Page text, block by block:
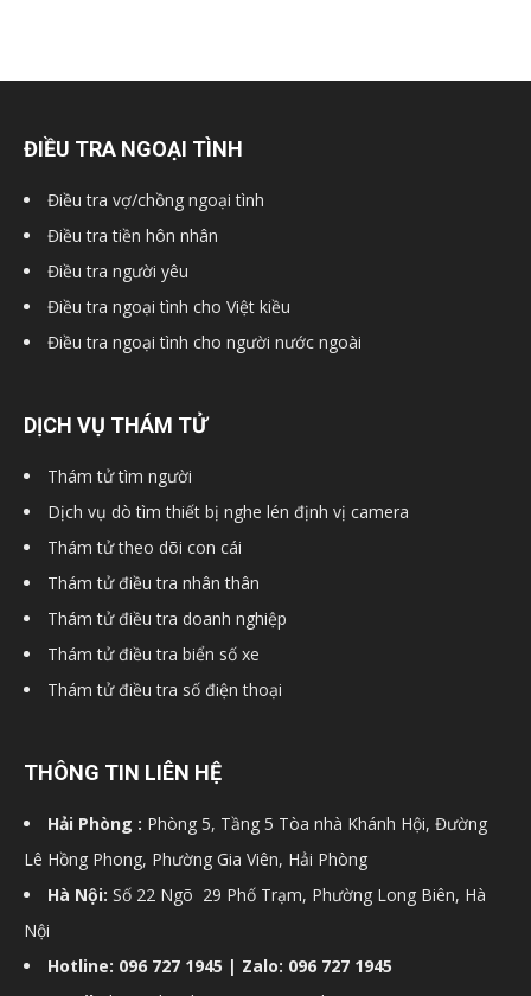
phòng
dịch
thám
ĐIỀU TRA NGOẠI TÌNH
Điều tra vợ/chồng ngoại tình
Điều tra tiền hôn nhân
Điều tra người yêu
Điều tra ngoại tình cho Việt kiều
Điều tra ngoại tình cho người nước ngoài
DỊCH VỤ THÁM TỬ
Thám tử tìm người
Dịch vụ dò tìm thiết bị nghe lén định vị camera
Thám tử theo dõi con cái
Thám tử điều tra nhân thân
Thám tử điều tra doanh nghiệp
Thám tử điều tra biển số xe
Thám tử điều tra số điện thoại
THÔNG TIN LIÊN HỆ
Hải Phòng : Phòng 5, Tầng 5 Tòa nhà Khánh Hội, Đường
Lê Hồng Phong, Phường Gia Viên, Hải Phòng
Hà Nội: Số 22 Ngõ 29 Phố Trạm, Phường Long Biên, Hà
Nội
Hotline: 096 727 1945 | Zalo: 096 727 1945